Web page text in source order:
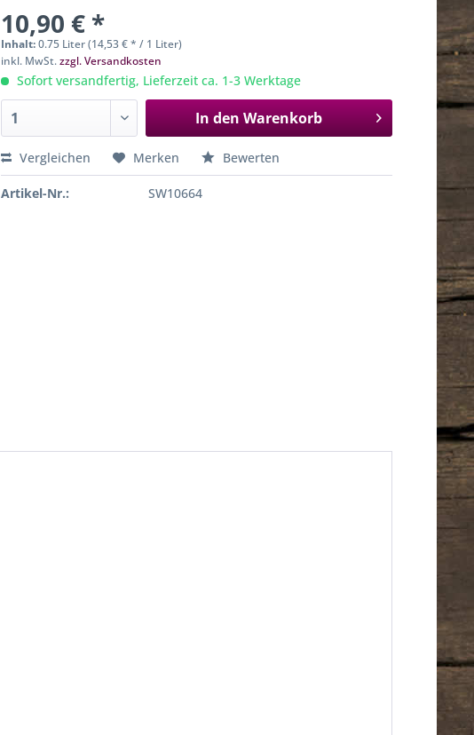
10,90 € *
Inhalt:0.75 Liter (14,53 € * / 1 Liter)
inkl. MwSt.zzgl. Versandkosten
Sofort versandfertig, Lieferzeit ca. 1-3 Werktage
In den Warenkorb
Vergleichen Merken Bewerten
Artikel-Nr.: SW10664